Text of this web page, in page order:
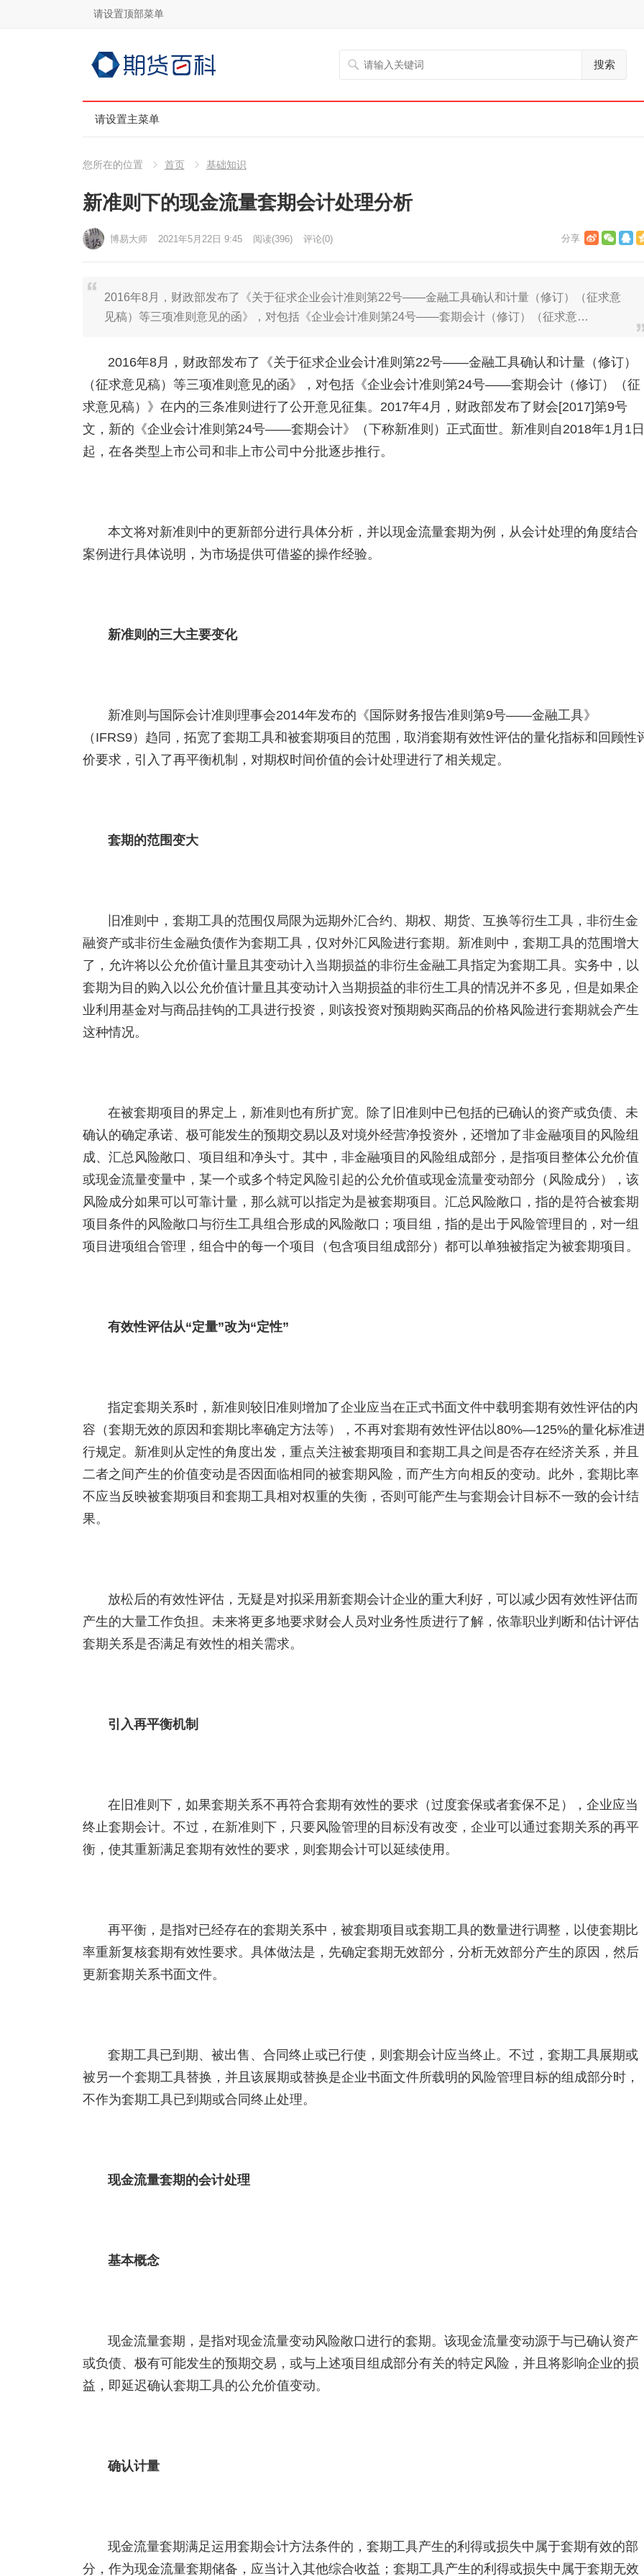
请设置顶部菜单
搜索
请设置主菜单
您所在的位置 首页 基础知识
新准则下的现金流量套期会计处理分析
博易大师 2021年5月22日 9:45 阅读(396) 评论(0)
2016年8月，财政部发布了《关于征求企业会计准则第22号——金融工具确认和计量（修订）（征求意
见稿）等三项准则意见的函》，对包括《企业会计准则第24号——套期会计（修订）（征求意…
2016年8月，财政部发布了《关于征求企业会计准则第22号——金融工具确认和计量（修订）
（征求意见稿）等三项准则意见的函》，对包括《企业会计准则第24号——套期会计（修订）（征
求意见稿）》在内的三条准则进行了公开意见征集。2017年4月，财政部发布了财会[2017]第9号
文，新的《企业会计准则第24号——套期会计》（下称新准则）正式面世。新准则自2018年1月1日
起，在各类型上市公司和非上市公司中分批逐步推行。
本文将对新准则中的更新部分进行具体分析，并以现金流量套期为例，从会计处理的角度结合
案例进行具体说明，为市场提供可借鉴的操作经验。
新准则的三大主要变化
新准则与国际会计准则理事会2014年发布的《国际财务报告准则第9号——金融工具》
（IFRS9）趋同，拓宽了套期工具和被套期项目的范围，取消套期有效性评估的量化指标和回顾性
价要求，引入了再平衡机制，对期权时间价值的会计处理进行了相关规定。
套期的范围变大
旧准则中，套期工具的范围仅局限为远期外汇合约、期权、期货、互换等衍生工具，非衍生金
融资产或非衍生金融负债作为套期工具，仅对外汇风险进行套期。新准则中，套期工具的范围增大
了，允许将以公允价值计量且其变动计入当期损益的非衍生金融工具指定为套期工具。实务中，以
套期为目的购入以公允价值计量且其变动计入当期损益的非衍生工具的情况并不多见，但是如果企
业利用基金对与商品挂钩的工具进行投资，则该投资对预期购买商品的价格风险进行套期就会产生
这种情况。
在被套期项目的界定上，新准则也有所扩宽。除了旧准则中已包括的已确认的资产或负债、未
确认的确定承诺、极可能发生的预期交易以及对境外经营净投资外，还增加了非金融项目的风险组
成、汇总风险敞口、项目组和净头寸。其中，非金融项目的风险组成部分，是指项目整体公允价值
或现金流量变量中，某一个或多个特定风险引起的公允价值或现金流量变动部分（风险成分），该
风险成分如果可以可靠计量，那么就可以指定为是被套期项目。汇总风险敞口，指的是符合被套期
项目条件的风险敞口与衍生工具组合形成的风险敞口；项目组，指的是出于风险管理目的，对一组
项目进项组合管理，组合中的每一个项目（包含项目组成部分）都可以单独被指定为被套期项目。
有效性评估从“定量”改为“定性”
指定套期关系时，新准则较旧准则增加了企业应当在正式书面文件中载明套期有效性评估的内
容（套期无效的原因和套期比率确定方法等），不再对套期有效性评估以80%—125%的量化标准
行规定。新准则从定性的角度出发，重点关注被套期项目和套期工具之间是否存在经济关系，并且
二者之间产生的价值变动是否因面临相同的被套期风险，而产生方向相反的变动。此外，套期比率
不应当反映被套期项目和套期工具相对权重的失衡，否则可能产生与套期会计目标不一致的会计结
果。
放松后的有效性评估，无疑是对拟采用新套期会计企业的重大利好，可以减少因有效性评估而
产生的大量工作负担。未来将更多地要求财会人员对业务性质进行了解，依靠职业判断和估计评估
套期关系是否满足有效性的相关需求。
引入再平衡机制
在旧准则下，如果套期关系不再符合套期有效性的要求（过度套保或者套保不足），企业应当
终止套期会计。不过，在新准则下，只要风险管理的目标没有改变，企业可以通过套期关系的再平
衡，使其重新满足套期有效性的要求，则套期会计可以延续使用。
再平衡，是指对已经存在的套期关系中，被套期项目或套期工具的数量进行调整，以使套期比
率重新复核套期有效性要求。具体做法是，先确定套期无效部分，分析无效部分产生的原因，然后
更新套期关系书面文件。
套期工具已到期、被出售、合同终止或已行使，则套期会计应当终止。不过，套期工具展期或
被另一个套期工具替换，并且该展期或替换是企业书面文件所载明的风险管理目标的组成部分时，
不作为套期工具已到期或合同终止处理。
现金流量套期的会计处理
基本概念
现金流量套期，是指对现金流量变动风险敞口进行的套期。该现金流量变动源于与已确认资产
或负债、极有可能发生的预期交易，或与上述项目组成部分有关的特定风险，并且将影响企业的损
益，即延迟确认套期工具的公允价值变动。
确认计量
现金流量套期满足运用套期会计方法条件的，套期工具产生的利得或损失中属于套期有效的部
分，作为现金流量套期储备，应当计入其他综合收益；套期工具产生的利得或损失中属于套期无效